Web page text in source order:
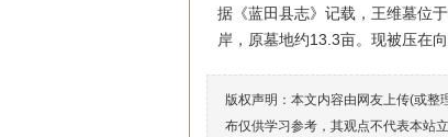
据《蓝田县志》记载，王维墓位
岸，原墓地约13.3亩。现被压在
版权声明：本文内容由网友上传(或
布仅供学习参考，其观点不代表本站立